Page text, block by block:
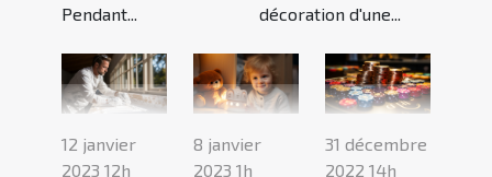
Pendant...
décoration d'une...
12 janvier
2023 12h
8 janvier
2023 1h
31 décembre
2022 14h